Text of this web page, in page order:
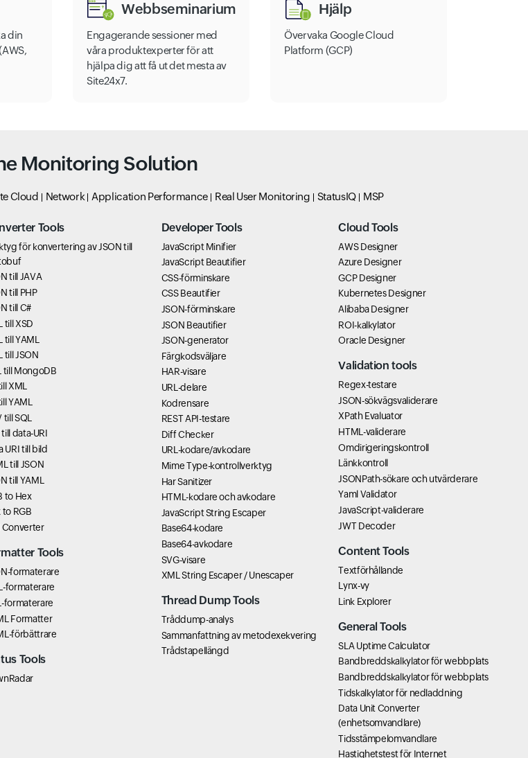
din
Webbseminarium
Engagerande sessioner med
våra produktexperter för att
hjälpa dig att få ut det mesta av
Site24x7.
Hjälp
Övervaka Google Cloud
Platform (GCP)
Monitoring Solution
Cloud Network Application Performance Real User Monitoring StatusIQ MSP
Tools
för konvertering av JSON till
till JAVA
till PHP
till C#
till XSD
till YAML
till JSON
till MongoDB
XML
YAML
till SQL
data-URI
URI till bild
till JSON
till YAML
to Hex
to RGB
Converter
Tools
formaterare
formaterare
formaterare
Formatter
förbättrare
Tools
Developer Tools
JavaScript Minifier
JavaScript Beautifier
CSS-förminskare
CSS Beautifier
JSON-förminskare
JSON Beautifier
JSON-generator
Färgkodsväljare
HAR-visare
URL-delare
Kodrensare
REST API-testare
Diff Checker
URL-kodare/avkodare
Mime Type-kontrollverktyg
Har Sanitizer
HTML-kodare och avkodare
JavaScript String Escaper
Base64-kodare
Base64-avkodare
SVG-visare
XML String Escaper / Unescaper
Thread Dump Tools
Tråddump-analys
Sammanfattning av metodexekvering
Trådstapellängd
Cloud Tools
AWS Designer
Azure Designer
GCP Designer
Kubernetes Designer
Alibaba Designer
ROI-kalkylator
Oracle Designer
Validation tools
Regex-testare
JSON-sökvägsvaliderare
XPath Evaluator
HTML-validerare
Omdirigeringskontroll
Länkkontroll
JSONPath-sökare och utvärderare
Yaml Validator
JavaScript-validerare
JWT Decoder
Content Tools
Textförhållande
Lynx-vy
Link Explorer
General Tools
SLA Uptime Calculator
Bandbreddskalkylator för webbplats
Bandbreddskalkylator för webbplats
Tidskalkylator för nedladdning
Data Unit Converter
(enhetsomvandlare)
Tidsstämpelomvandlare
Hastighetstest för Internet